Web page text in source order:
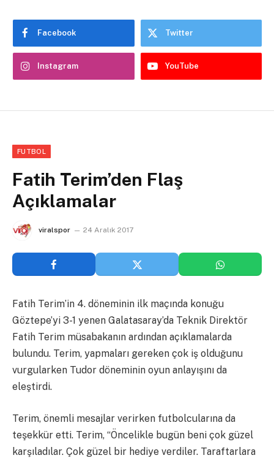
Facebook Twitter
Instagram YouTube
FUTBOL
Fatih Terim’den Flaş
Açıklamalar
viralspor 24 Aralık 2017
Fatih Terim’in 4. döneminin ilk maçında konuğu
Göztepe’yi 3-1 yenen Galatasaray’da Teknik Direktör
Fatih Terim müsabakanın ardından açıklamalarda
bulundu. Terim, yapmaları gereken çok iş olduğunu
vurgularken Tudor döneminin oyun anlayışını da
eleştirdi.
Terim, önemli mesajlar verirken futbolcularına da
teşekkür etti. Terim, “Öncelikle bugün beni çok güzel
karşıladılar. Çok güzel bir hediye verdiler. Taraftarlara